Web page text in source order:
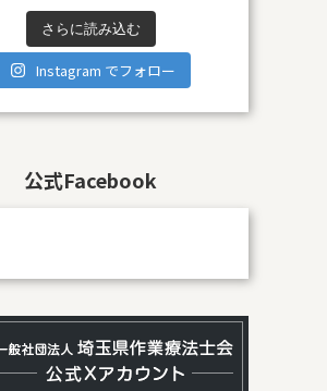
さらに読み込む
Instagram でフォロー
公式Facebook